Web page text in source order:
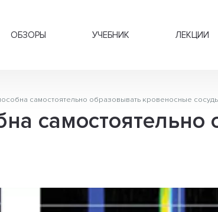
ОБЗОРЫ УЧЕБНИК ЛЕКЦИИ
самостоятельно образовывать кровеносные